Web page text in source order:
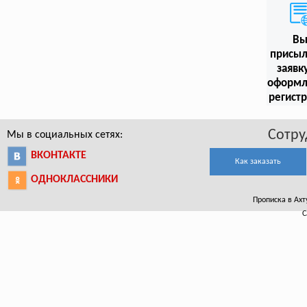
Вы
Мы в социальных сетях:
ВКОНТАКТЕ
ОДНОКЛАССНИКИ
Как заказать
Прописка в